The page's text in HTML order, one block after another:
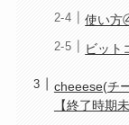
使い方
ビット
cheeese(チ
【終了時期未